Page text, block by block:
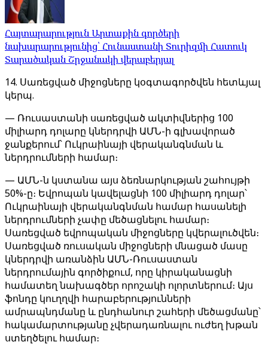
Հայտարարություն Արտաքին գործերի
նախարարությունից՝ Հունաստանի Տուրիզմի Հատուկ
Տարածական Շրջանակի վերաբերյալ
14. Սառեցված միջոցները կօգտագործվեն հետևյալ
կերպ.
— Ռուսաստանի սառեցված ակտիվներից 100
միլիարդ դոլարը կներդրվի ԱՄՆ-ի գլխավորած
ջանքերում՝ Ուկրաինայի վերականգնման և
ներդրումների համար։
— ԱՄՆ-ն կստանա այս ձեռնարկության շահույթի
50%-ը։ Եվրոպան կավելացնի 100 միլիարդ դոլար՝
Ուկրաինայի վերականգնման համար հասանելի
ներդրումների չափը մեծացնելու համար։
Սառեցված եվրոպական միջոցները կվերալուծվեն։
Սառեցված ռուսական միջոցների մնացած մասը
կներդրվի առանձին ԱՄՆ-Ռուսաստան
ներդրումային գործիքում, որը կիրականացնի
համատեղ նախագծեր որոշակի ոլորտներում։ Այս
ֆոնդը կուղղվի հարաբերությունների
ամրապնդմանը և ընդհանուր շահերի մեծացմանը՝
հակամարտությանը չվերադառնալու ուժեղ խթան
ստեղծելու համար։